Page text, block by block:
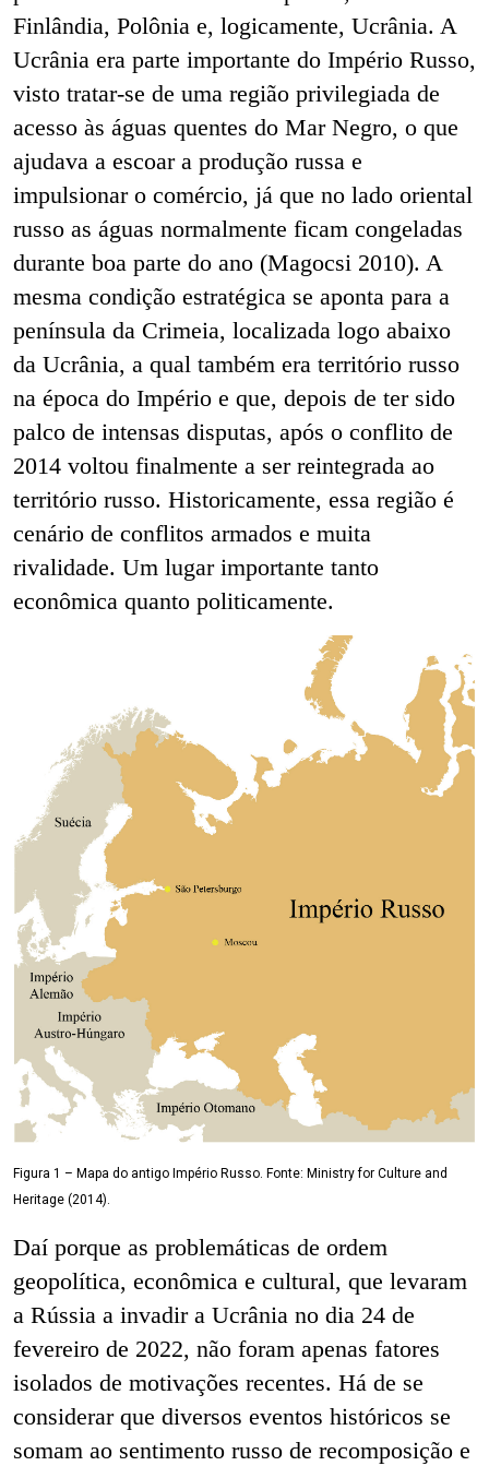
Finlândia, Polônia e, logicamente, Ucrânia. A
Ucrânia era parte importante do Império Russo,
visto tratar-se de uma região privilegiada de
acesso às águas quentes do Mar Negro, o que
ajudava a escoar a produção russa e
impulsionar o comércio, já que no lado oriental
russo as águas normalmente ficam congeladas
durante boa parte do ano (Magocsi 2010). A
mesma condição estratégica se aponta para a
península da Crimeia, localizada logo abaixo
da Ucrânia, a qual também era território russo
na época do Império e que, depois de ter sido
palco de intensas disputas, após o conflito de
2014 voltou finalmente a ser reintegrada ao
território russo. Historicamente, essa região é
cenário de conflitos armados e muita
rivalidade. Um lugar importante tanto
econômica quanto politicamente.
Figura 1 – Mapa do antigo Império Russo. Fonte: Ministry for Culture and
Heritage (2014).
Daí porque as problemáticas de ordem
geopolítica, econômica e cultural, que levaram
a Rússia a invadir a Ucrânia no dia 24 de
fevereiro de 2022, não foram apenas fatores
isolados de motivações recentes. Há de se
considerar que diversos eventos históricos se
somam ao sentimento russo de recomposição e